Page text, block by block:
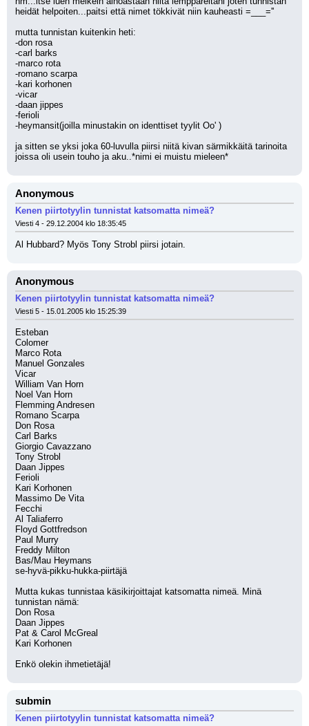
heidät helpoiten...paitsi että nimet tökkivät niin kauheasti =___=''
mutta tunnistan kuitenkin heti:
-don rosa
-carl barks
-marco rota
-romano scarpa
-kari korhonen
-vicar
-daan jippes
-ferioli
-heymansit(joilla minustakin on identtiset tyylit Oo' )
ja sitten se yksi joka 60-luvulla piirsi niitä kivan särmikkäitä tarinoita
joissa oli usein touho ja aku..*nimi ei muistu mieleen*
Anonymous
Kenen piirtotyylin tunnistat katsomatta nimeä?
Viesti 4 - 29.12.2004 klo 18:35:45
Al Hubbard? Myös Tony Strobl piirsi jotain.
Anonymous
Kenen piirtotyylin tunnistat katsomatta nimeä?
Viesti 5 - 15.01.2005 klo 15:25:39
Esteban
Colomer
Marco Rota
Manuel Gonzales
Vicar
William Van Horn
Noel Van Horn
Flemming Andresen
Romano Scarpa
Don Rosa
Carl Barks
Giorgio Cavazzano
Tony Strobl
Daan Jippes
Ferioli
Kari Korhonen
Massimo De Vita
Fecchi
Al Taliaferro
Floyd Gottfredson
Paul Murry
Freddy Milton
Bas/Mau Heymans
se-hyvä-pikku-hukka-piirtäjä
Mutta kukas tunnistaa käsikirjoittajat katsomatta nimeä. Minä
tunnistan nämä:
Don Rosa
Daan Jippes
Pat & Carol McGreal
Kari Korhonen
Enkö olekin ihmetietäjä!
submin
Kenen piirtotyylin tunnistat katsomatta nimeä?